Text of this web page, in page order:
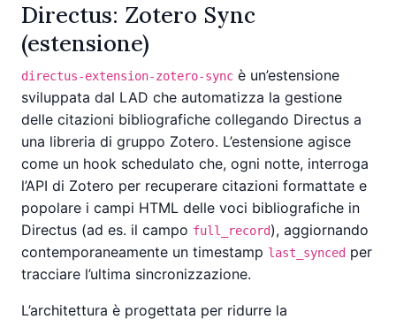
Directus: Zotero Sync
(estensione)
directus-extension-zotero-sync è un’estensione
sviluppata dal LAD che automatizza la gestione
delle citazioni bibliografiche collegando Directus a
una libreria di gruppo Zotero. L’estensione agisce
come un hook schedulato che, ogni notte, interroga
l’API di Zotero per recuperare citazioni formattate e
popolare i campi HTML delle voci bibliografiche in
Directus (ad es. il campo full_record), aggiornando
contemporaneamente un timestamp last_synced per
tracciare l’ultima sincronizzazione.
L’architettura è progettata per ridurre la